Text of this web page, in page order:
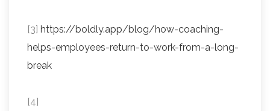
[3] https://boldly.app/blog/how-coaching-
helps-employees-return-to-work-from-a-long-
break
[4]